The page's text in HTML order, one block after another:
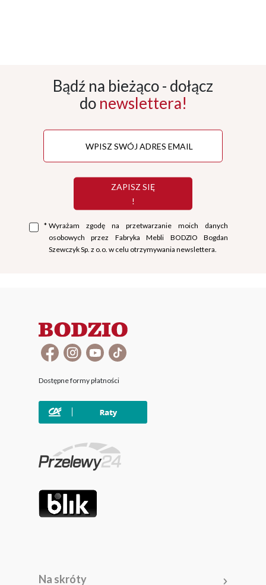
Bądź na bieżąco - dołącz
do newslettera!
ZAPISZ SIĘ
!
* Wyrażam zgodę na przetwarzanie moich danych
osobowych przez Fabryka Mebli BODZIO Bogdan
Szewczyk Sp. z o.o. w celu otrzymywania newslettera.
Dostępne formy płatności
Na skróty